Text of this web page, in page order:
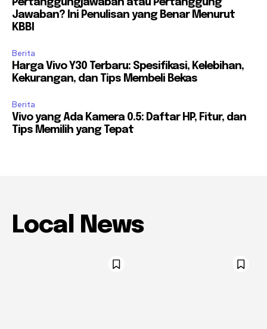
Pertanggungjawaban atau Pertanggung
Jawaban? Ini Penulisan yang Benar Menurut
KBBI
Berita
Harga Vivo Y30 Terbaru: Spesifikasi, Kelebihan,
Kekurangan, dan Tips Membeli Bekas
Berita
Vivo yang Ada Kamera 0.5: Daftar HP, Fitur, dan
Tips Memilih yang Tepat
Local News